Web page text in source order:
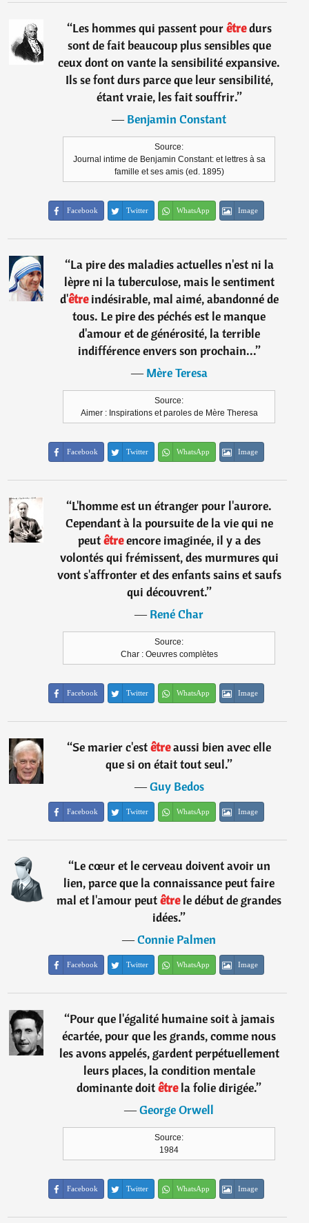
“Les hommes qui passent pourêtredurs
sont de fait beaucoup plus sensibles que
ceux dont on vante la sensibilité expansive.
Ils se font durs parce que leur sensibilité,
étant vraie, les fait souffrir.”
―Benjamin Constant
Source:
Journal intime de Benjamin Constant: et lettres à sa
famille et ses amis (ed. 1895)
Facebook Twitter WhatsApp Image
“La pire des maladies actuelles n'est ni la
lèpre ni la tuberculose, mais le sentiment
d'êtreindésirable, mal aimé, abandonné de
tous. Le pire des péchés est le manque
d'amour et de générosité, la terrible
indifférence envers son prochain...”
―Mère Teresa
Source:
Aimer : Inspirations et paroles de Mère Theresa
Facebook Twitter WhatsApp Image
“L'homme est un étranger pour l'aurore.
Cependant à la poursuite de la vie qui ne
peutêtreencore imaginée, il y a des
volontés qui frémissent, des murmures qui
vont s'affronter et des enfants sains et saufs
qui découvrent.”
―René Char
Source:
Char : Oeuvres complètes
Facebook Twitter WhatsApp Image
“Se marier c'estêtreaussi bien avec elle
que si on était tout seul.”
―Guy Bedos
Facebook Twitter WhatsApp Image
“Le cœur et le cerveau doivent avoir un
lien, parce que la connaissance peut faire
mal et l'amour peutêtrele début de grandes
idées.”
―Connie Palmen
Facebook Twitter WhatsApp Image
“Pour que l'égalité humaine soit à jamais
écartée, pour que les grands, comme nous
les avons appelés, gardent perpétuellement
leurs places, la condition mentale
dominante doitêtrela folie dirigée.”
―George Orwell
Source:
1984
Facebook Twitter WhatsApp Image